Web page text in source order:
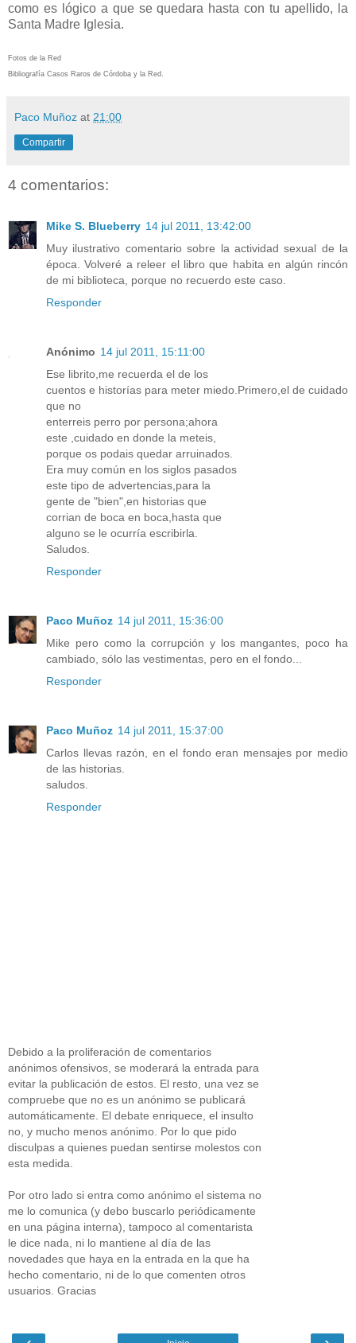
como es lógico a que se quedara hasta con tu apellido, la
Santa Madre Iglesia.
Fotos de la Red
Bibliografía Casos Raros de Córdoba y la Red.
Paco Muñoz at 21:00
Compartir
4 comentarios:
Mike S. Blueberry 14 jul 2011, 13:42:00
Muy ilustrativo comentario sobre la actividad sexual de la
época. Volveré a releer el libro que habita en algún rincón
de mi biblioteca, porque no recuerdo este caso.
Responder
Anónimo 14 jul 2011, 15:11:00
Ese librito,me recuerda el de los
cuentos e historías para meter miedo.Primero,el de cuidado
que no
enterreis perro por persona;ahora
este ,cuidado en donde la meteis,
porque os podais quedar arruinados.
Era muy común en los siglos pasados
este tipo de advertencias,para la
gente de "bien",en historias que
corrian de boca en boca,hasta que
alguno se le ocurría escribirla.
Saludos.
Responder
Paco Muñoz 14 jul 2011, 15:36:00
Mike pero como la corrupción y los mangantes, poco ha
cambiado, sólo las vestimentas, pero en el fondo...
Responder
Paco Muñoz 14 jul 2011, 15:37:00
Carlos llevas razón, en el fondo eran mensajes por medio
de las historias.
saludos.
Responder
Debido a la proliferación de comentarios
anónimos ofensivos, se moderará la entrada para
evitar la publicación de estos. El resto, una vez se
compruebe que no es un anónimo se publicará
automáticamente. El debate enriquece, el insulto
no, y mucho menos anónimo. Por lo que pido
disculpas a quienes puedan sentirse molestos con
esta medida.
Por otro lado si entra como anónimo el sistema no
me lo comunica (y debo buscarlo periódicamente
en una página interna), tampoco al comentarista
le dice nada, ni lo mantiene al día de las
novedades que haya en la entrada en la que ha
hecho comentario, ni de lo que comenten otros
usuarios. Gracias